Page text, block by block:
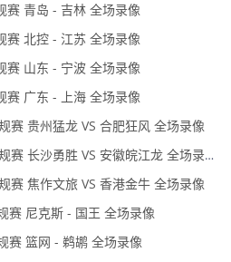
赛 青岛 - 吉林 全场录像
赛 北控 - 江苏 全场录像
赛 山东 - 宁波 全场录像
赛 广东 - 上海 全场录像
赛 贵州猛龙 VS 合肥狂风 全场录像
2026年01月15日 NBL常规赛 长沙勇胜 VS 安徽皖江龙 全场录像
赛 焦作文旅 VS 香港金牛 全场录像
赛 尼克斯 - 国王 全场录像
赛 篮网 - 鹈鹕 全场录像